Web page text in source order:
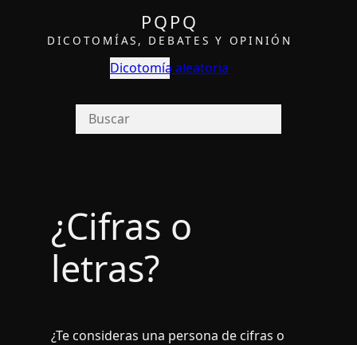
PQPQ
DICOTOMÍAS, DEBATES Y OPINIÓN
Dicotomía aleatoria
¿Cifras o
letras?
¿Te consideras una persona de cifras o